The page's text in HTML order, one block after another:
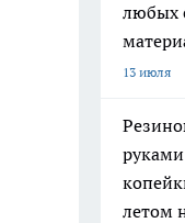
любых
13 июля
летом